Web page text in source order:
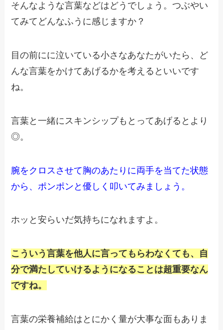
そんなような言葉などはどうでしょう。つぶやい
てみてどんなふうに感じますか？
目の前にに泣いている小さなあなたがいたら、
ど
んな言葉をかけてあげるかを考えるといいです
ね。
言葉と一緒にスキンシップもとってあげるとより
◎。
腕をクロスさせて胸のあたりに両手を当てた状態
から、 ポンポンと優しく叩いてみましょう。
ホッと安らいだ気持ちになれますよ。
こういう言葉を他人に言ってもらわなくても、 自
分で満たしていけるようになることは超重要なん
ですね。
言葉の栄養補給はとにかく量が大事な面もありま